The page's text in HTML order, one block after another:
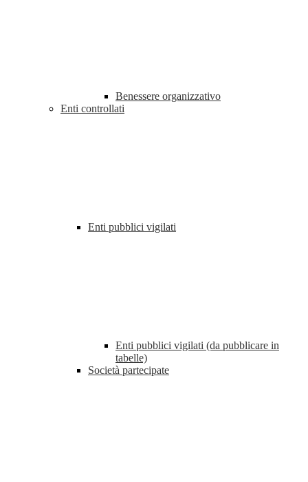
Benessere organizzativo
Enti controllati
Enti pubblici vigilati
Enti pubblici vigilati (da pubblicare in
tabelle)
Società partecipate